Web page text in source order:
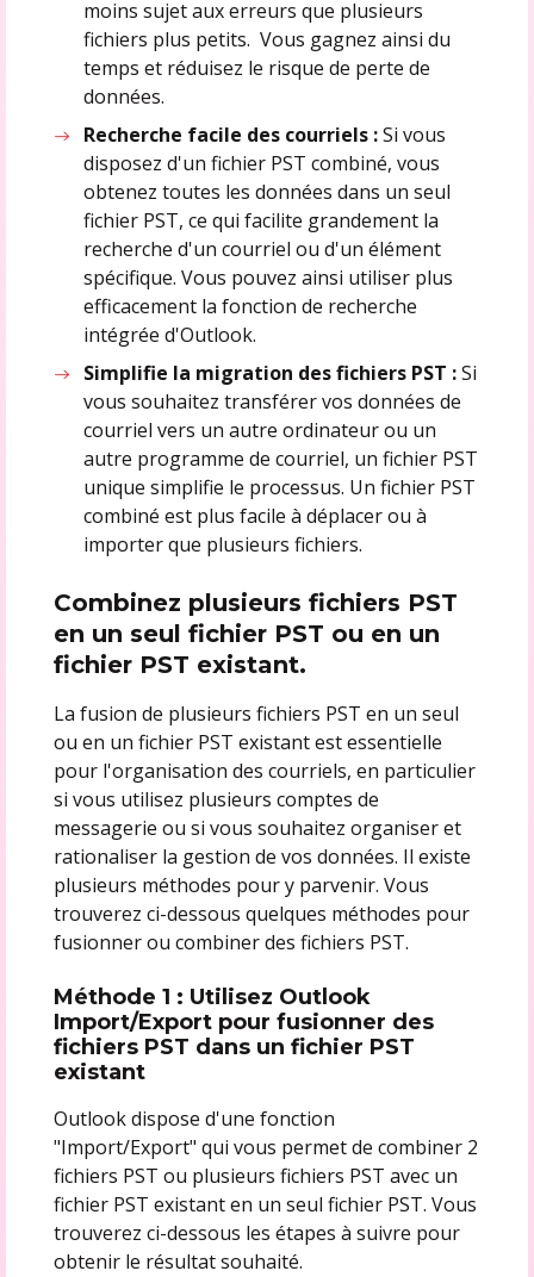
moins sujet aux erreurs que plusieurs
fichiers plus petits. Vous gagnez ainsi du
temps et réduisez le risque de perte de
données.
Recherche facile des courriels :Si vous
disposez d'un fichier PST combiné, vous
obtenez toutes les données dans un seul
fichier PST, ce qui facilite grandement la
recherche d'un courriel ou d'un élément
spécifique. Vous pouvez ainsi utiliser plus
efficacement la fonction de recherche
intégrée d'Outlook.
Simplifie la migration des fichiers PST :Si
vous souhaitez transférer vos données de
courriel vers un autre ordinateur ou un
autre programme de courriel, un fichier PST
unique simplifie le processus. Un fichier PST
combiné est plus facile à déplacer ou à
importer que plusieurs fichiers.
Combinez plusieurs fichiers PST
en un seul fichier PST ou en un
fichier PST existant.
La fusion de plusieurs fichiers PST en un seul
ou en un fichier PST existant est essentielle
pour l'organisation des courriels, en particulier
si vous utilisez plusieurs comptes de
messagerie ou si vous souhaitez organiser et
rationaliser la gestion de vos données. Il existe
plusieurs méthodes pour y parvenir. Vous
trouverez ci-dessous quelques méthodes pour
fusionner ou combiner des fichiers PST.
Méthode 1 : Utilisez Outlook
Import/Export pour fusionner des
fichiers PST dans un fichier PST
existant
Outlook dispose d'une fonction
"Import/Export" qui vous permet de combiner 2
fichiers PST ou plusieurs fichiers PST avec un
fichier PST existant en un seul fichier PST. Vous
trouverez ci-dessous les étapes à suivre pour
obtenir le résultat souhaité.